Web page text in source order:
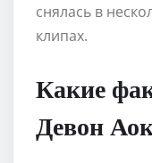
снялась в
клипах.
Какие
Девон